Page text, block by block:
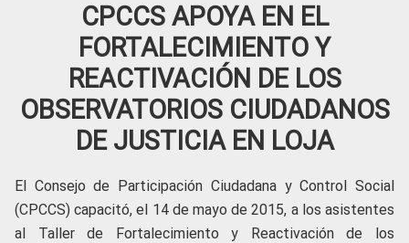
CPCCS APOYA EN EL
FORTALECIMIENTO Y
REACTIVACIÓN DE LOS
OBSERVATORIOS CIUDADANOS
DE JUSTICIA EN LOJA
El Consejo de Participación Ciudadana y Control Social
(CPCCS) capacitó, el 14 de mayo de 2015, a los asistentes
al Taller de Fortalecimiento y Reactivación de los